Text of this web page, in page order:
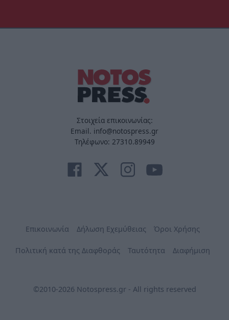
Στοιχεία επικοινωνίας:
Email. info@notospress.gr
Τηλέφωνο: 27310.89949
Επικοινωνία Δήλωση Εχεμύθειας Όροι Χρήσης
Πολιτική κατά της Διαφθοράς Ταυτότητα Διαφήμιση
©2010-2026 Notospress.gr - All rights reserved